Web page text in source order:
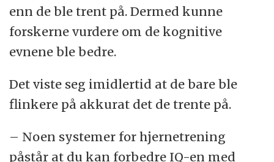
enn de ble trent på. Dermed kunne
forskerne vurdere om de kognitive
evnene ble bedre.
Det viste seg imidlertid at de bare ble
flinkere på akkurat det de trente på.
– Noen systemer for hjernetrening
påstår at du kan forbedre IQ-en med